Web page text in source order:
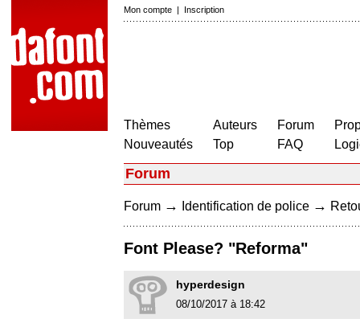
Mon compte | Inscription
Thèmes
Nouveautés
Auteurs
Top
Forum
FAQ
Forum
Forum → Identification de police →
Font Please? "Reforma"
hyperdesign
08/10/2017 à 18:42